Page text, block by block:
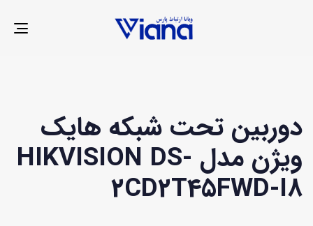
دوربین تحت شبکه هایک
ویژن مدل HIKVISION DS-
2CD2T45FWD-I8